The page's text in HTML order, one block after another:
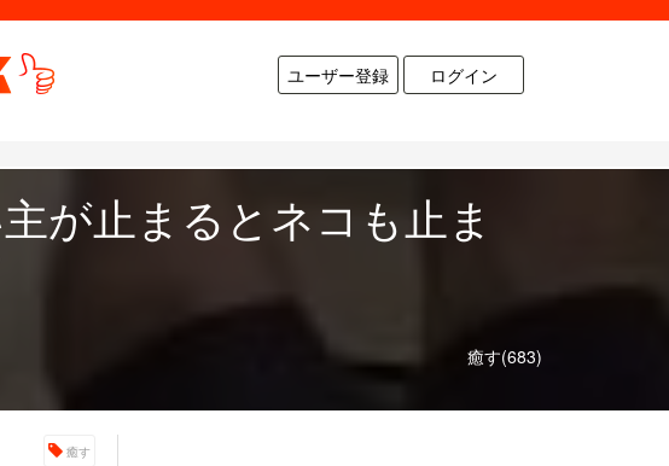
ユーザー登録 ログイン
が止まるとネコも止ま
癒す(683)
癒す